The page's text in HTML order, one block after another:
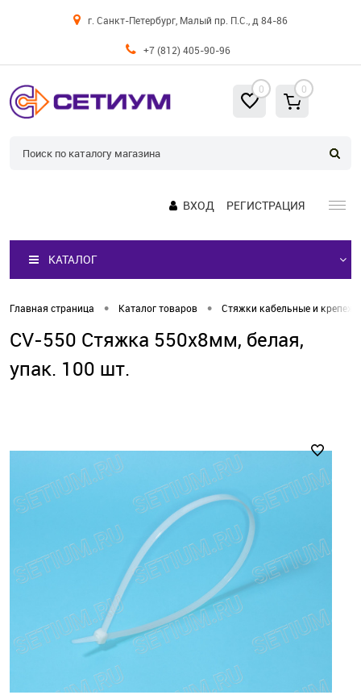
г. Санкт-Петербург, Малый пр. П.С., д 84-86
+7 (812) 405-90-96
0 0
ВХОД РЕГИСТРАЦИЯ
КАТАЛОГ
Главная страница • Каталог товаров • Стяжки кабельные и крепеж
CV-550 Стяжка 550х8мм, белая,
упак. 100 шт.